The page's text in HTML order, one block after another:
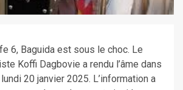
6, Baguida est sous le choc. Le
Koffi Dagbovie a rendu l’âme dans
20 janvier 2025. L’information a